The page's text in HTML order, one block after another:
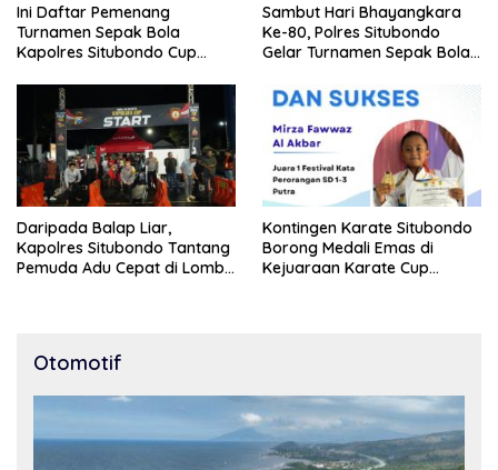
Ini Daftar Pemenang
Turnamen Sepak Bola
Kapolres Situbondo Cup
10 Tahun
Sambut Hari Bhayangkara
Ke-80, Polres Situbondo
Gelar Turnamen Sepak Bola
Daripada Balap Liar,
Kapolres Situbondo Tantang
Pemuda Adu Cepat di Lomba
Kontingen Karate Situbondo
Borong Medali Emas di
Kejuaraan Karate Cup
Otomotif